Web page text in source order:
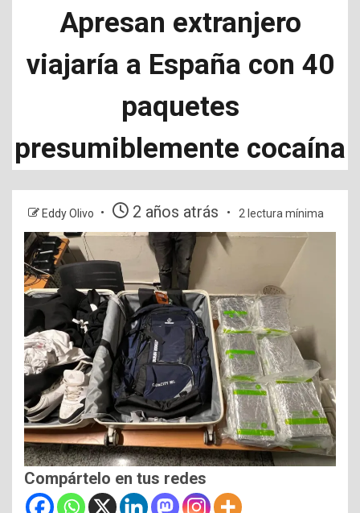
Apresan extranjero
viajaría a España con 40
paquetes
presumiblemente cocaína
Eddy Olivo 2 años atrás 2 lectura mínima
Compártelo en tus redes